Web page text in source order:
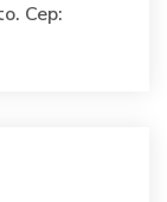
Cep: